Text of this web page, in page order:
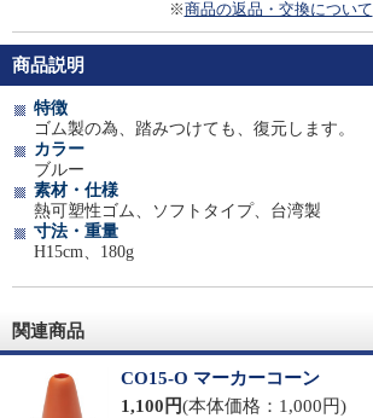
※商品の返品・交換について
商品説明
特徴
ゴム製の為、踏みつけても、復元します。
カラー
ブルー
素材・仕様
熱可塑性ゴム、ソフトタイプ、台湾製
寸法・重量
H15cm、180g
関連商品
CO15-O マーカーコーン
1,100円(本体価格：1,000円)